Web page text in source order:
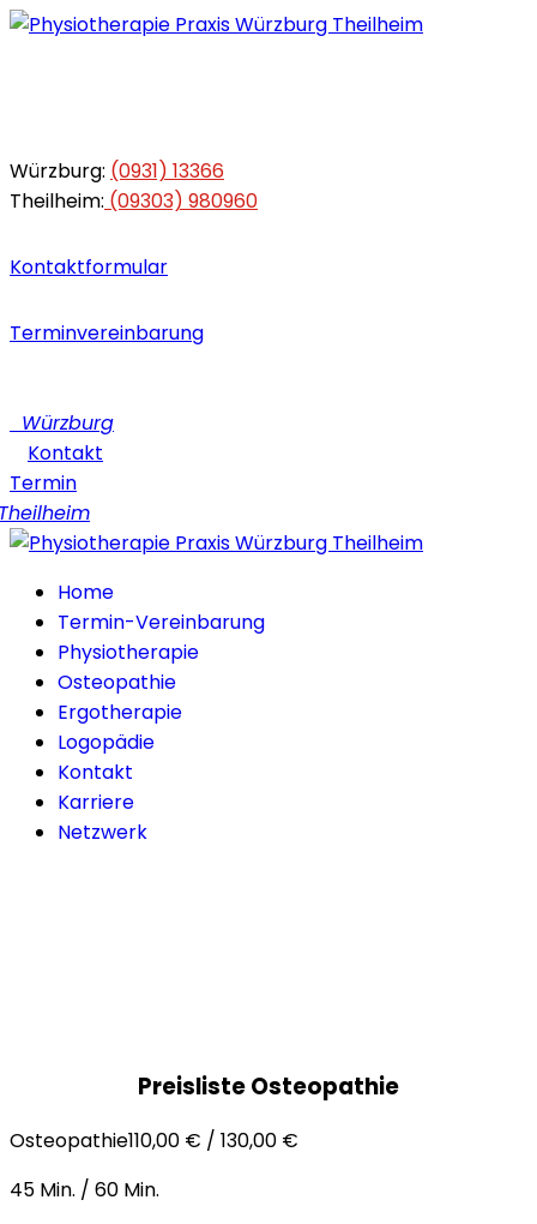
Würzburg: (0931) 13366
Theilheim: (09303) 980960
Kontaktformular
Terminvereinbarung
Würzburg
Kontakt
Termin
Home
Termin-Vereinbarung
Physiotherapie
Osteopathie
Ergotherapie
Logopädie
Kontakt
Karriere
Netzwerk
Preisliste Osteopathie
Osteopathie110,00 € / 130,00 €
45 Min. / 60 Min.